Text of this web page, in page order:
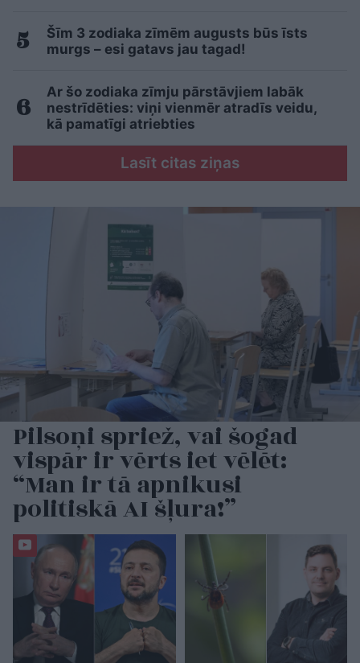
Šīm 3 zodiaka zīmēm augusts būs īsts
murgs – esi gatavs jau tagad!
Ar šo zodiaka zīmju pārstāvjiem labāk
nestrīdēties: viņi vienmēr atradīs veidu,
kā pamatīgi atriebties
Lasīt citas ziņas
Pilsoņi spriež, vai šogad
vispār ir vērts iet vēlēt:
“Man ir tā apnikusi
politiskā AI šļura!”